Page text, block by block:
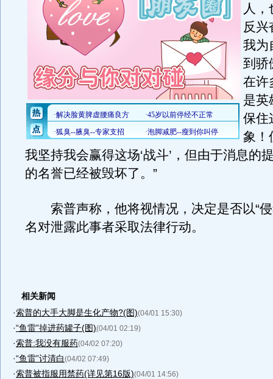
人
反兴
我为
到骄
在许
是英
保住
象！
我坚持我会赢得这场‘战斗’，但由于消息的
的名誉已经被毁坏了。”
索普声称，他将视情况，决定是否以“侵
名对泄露此事者采取法律行动。
相关新闻
·索普的大手大脚是生化产物?(图)(04/01 15:30)
·“鱼雷”掉进药罐子(图)(04/01 02:19)
·索普:我没有服药(04/02 07:20)
·“鱼雷”讨清白(04/02 07:49)
·索普被指服用禁药(详见第16版)(04/01 14:56)